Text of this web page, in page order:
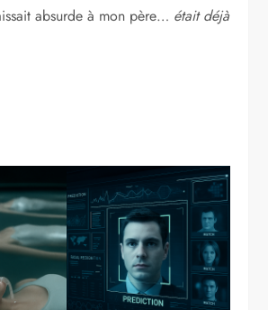
absurde à mon père… était déjà